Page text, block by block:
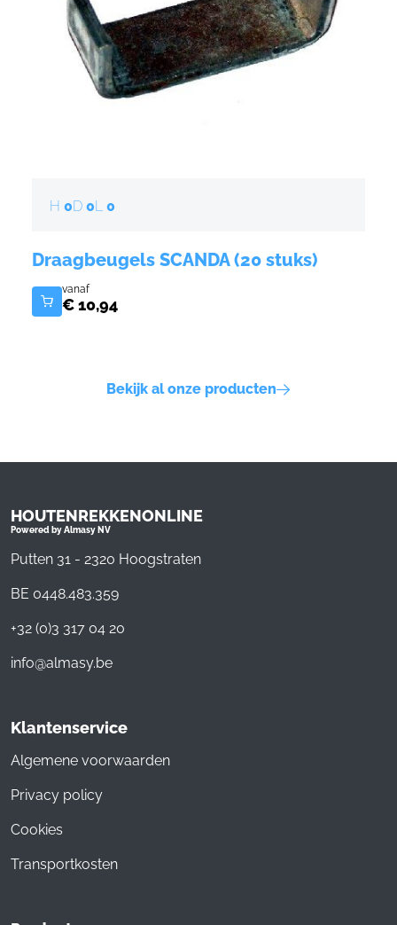
Bekijk al onze producten
H 0D 0L 0
Draagbeugels SCANDA (20 stuks)
vanaf
€ 10,94
HOUTENREKKENONLINE
Powered by Almasy NV
Putten 31 - 2320 Hoogstraten
BE 0448.483.359
+32 (0)3 317 04 20
info@almasy.be
Klantenservice
Algemene voorwaarden
Privacy policy
Cookies
Transportkosten